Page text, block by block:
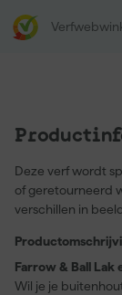
Deze verf wordt
of geretourneerd
verschillen in
Farrow & Ball Lak
Wil je je